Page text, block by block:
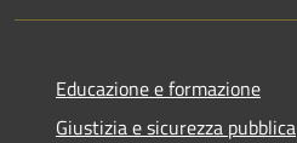
Educazione e formazione
Giustizia e sicurezza pubblica